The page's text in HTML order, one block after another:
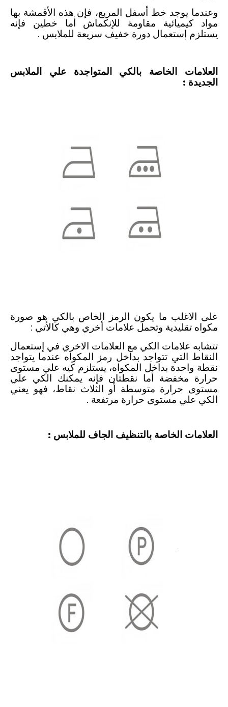
وعندما يوجد خط أسفل المربع، فإن هذه الأقمشة بها
مواد كيميائية مقاومة للإنكماش أما خطين فإنه
يستلزم إستعمال دورة خفيف سريعة للملابس .
العلامات الخاصة بالكي المتواجدة علي الملابس
الجديدة :
على الاغلب ما يكون الرمز الخاص بالكي هو صورة
مكواه تقليدية وتحمل علامات أخري وهي كالأتي :
تتشابه علامات الكي مع العلامات الاخري في إستعمال
النقاط التي تتواجد بداخل رمز المكواه عندما يتواجد
نقطة واحدة بداخل المكواه، يستلزم كيه علي مستوى
حرارة مخفضة أما نقطتان فإنه يمكنك الكي علي
مستوى حرارة متوسطة أو الثلاث نقاط، فهو يعني
الكي علي مستوى حرارة مرتفعة .
العلامات الخاصة بالتنظيف الجاف للملابس :